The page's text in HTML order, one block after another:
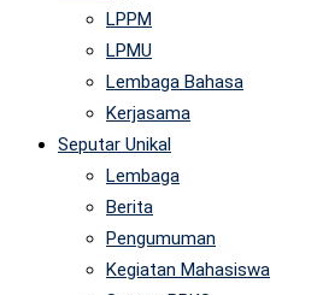
LPPM
LPMU
Lembaga Bahasa
Kerjasama
Seputar Unikal
Lembaga
Berita
Pengumuman
Kegiatan Mahasiswa